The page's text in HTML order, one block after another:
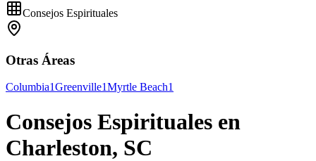
Consejos Espirituales
Otras Áreas
Columbia1Greenville1Myrtle Beach1
Consejos Espirituales en
Charleston, SC